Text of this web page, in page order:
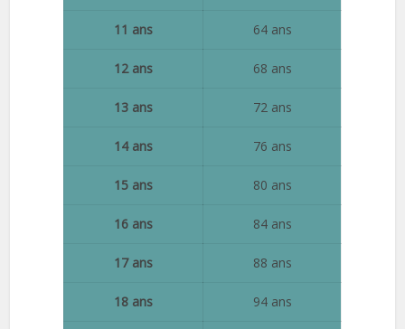
11 ans 64 ans
12 ans 68 ans
13 ans 72 ans
14 ans 76 ans
15 ans 80 ans
16 ans 84 ans
17 ans 88 ans
18 ans 94 ans